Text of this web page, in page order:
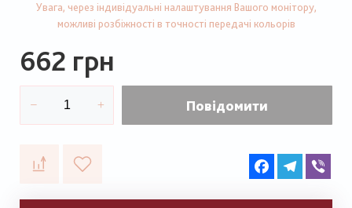
Увага, через індивідуальні налаштування Вашого монітору,
можливі розбіжності в точності передачі кольорів
662 грн
Повідомити
FacebookTelegram